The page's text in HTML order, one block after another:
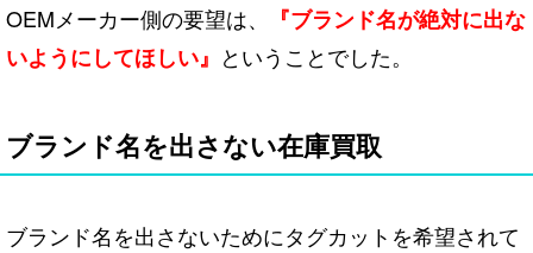
OEMメーカー側の要望は、
『ブランド名が絶対に出な
いようにしてほしい』
ということでした。
ブランド名を出さない在庫買取
ブランド名を出さないためにタグカットを希望されて